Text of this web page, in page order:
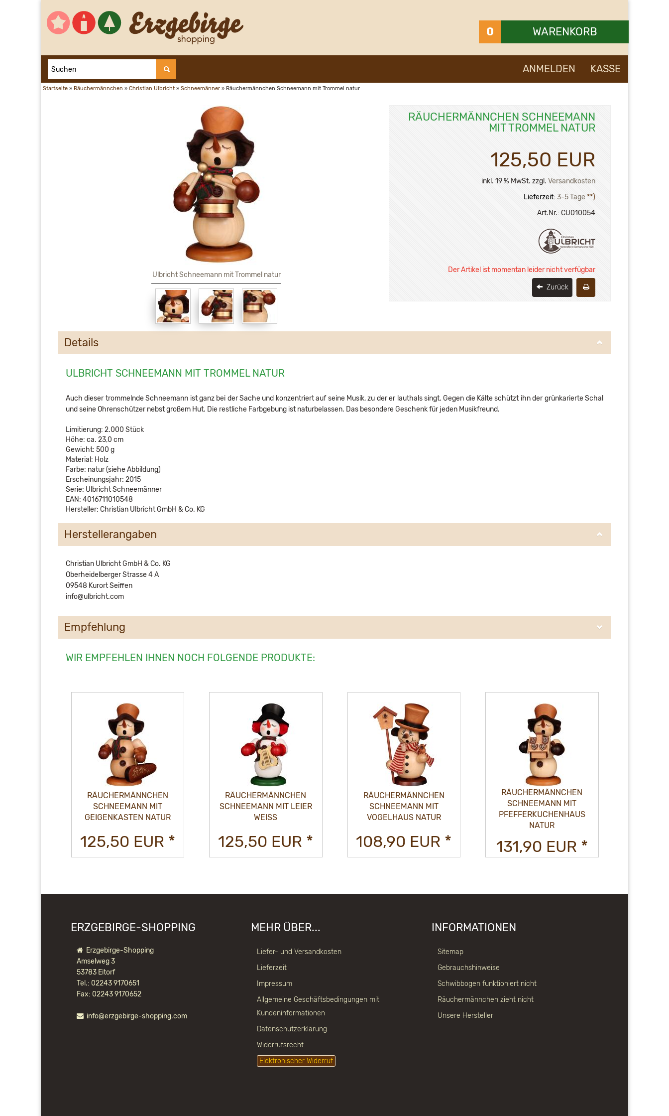
0 WARENKORB
Ihr Warenkorb ist leer.
ANMELDEN KASSE
Startseite » Räuchermännchen » Christian Ulbricht » Schneemänner » Räuchermännchen Schneemann mit Trommel natur
Ulbricht Schneemann mit Trommel natur
RÄUCHERMÄNNCHEN SCHNEEMANN
MIT TROMMEL NATUR
125,50 EUR
inkl. 19 % MwSt. zzgl. Versandkosten
Lieferzeit: 3-5 Tage **)
Art.Nr.: CU010054
Der Artikel ist momentan leider nicht verfügbar
Zurück
Details
ULBRICHT SCHNEEMANN MIT TROMMEL NATUR
Auch dieser trommelnde Schneemann ist ganz bei der Sache und konzentriert auf seine Musik, zu der er lauthals singt. Gegen die Kälte schützt ihn der grünkarierte Schal
und seine Ohrenschützer nebst großem Hut. Die restliche Farbgebung ist naturbelassen. Das besondere Geschenk für jeden Musikfreund.
Limitierung: 2.000 Stück
Höhe: ca. 23,0 cm
Gewicht: 500 g
Material: Holz
Farbe: natur (siehe Abbildung)
Erscheinungsjahr: 2015
Serie: Ulbricht Schneemänner
EAN: 4016711010548
Hersteller: Christian Ulbricht GmbH & Co. KG
Herstellerangaben
Christian Ulbricht GmbH & Co. KG
Oberheidelberger Strasse 4 A
09548 Kurort Seiffen
info@ulbricht.com
Empfehlung
WIR EMPFEHLEN IHNEN NOCH FOLGENDE PRODUKTE:
RÄUCHERMÄNNCHEN
SCHNEEMANN MIT LEIER
WEISS
125,50 EUR *
RÄUCHERMÄNNCHEN
SCHNEEMANN MIT
VOGELHAUS NATUR
108,90 EUR *
RÄUCHERMÄNNCHEN
SCHNEEMANN MIT
PFEFFERKUCHENHAUS
131,90 EUR *
RÄUCHERMÄNNCHEN
SCHNEEMANN MIT
GEIGENKASTEN NATUR
125,50 EUR *
ERZGEBIRGE-SHOPPING
Erzgebirge-Shopping
Amselweg 3
53783 Eitorf
Tel.: 02243 9170651
Fax: 02243 9170652
info@erzgebirge-shopping.com
MEHR ÜBER...
Liefer- und Versandkosten
Lieferzeit
Impressum
Allgemeine Geschäftsbedingungen mit
Kundeninformationen
Datenschutzerklärung
Widerrufsrecht
Elektronischer Widerruf
INFORMATIONEN
Sitemap
Gebrauchshinweise
Schwibbogen funktioniert nicht
Räuchermännchen zieht nicht
Unsere Hersteller